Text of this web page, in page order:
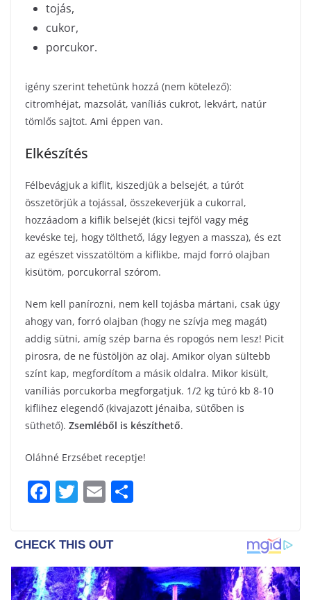
tojás,
cukor,
porcukor.
igény szerint tehetünk hozzá (nem kötelező):
citromhéjat, mazsolát, vaníliás cukrot, lekvárt, natúr
tömlős sajtot. Ami éppen van.
Elkészítés
Félbevágjuk a kiflit, kiszedjük a belsejét, a túrót
összetörjük a tojással, összekeverjük a cukorral,
hozzáadom a kiflik belsejét (kicsi tejföl vagy még
kevéske tej, hogy tölthető, lágy legyen a massza), és ezt
az egészet visszatöltöm a kiflikbe, majd forró olajban
kisütöm, porcukorral szórom.
Nem kell panírozni, nem kell tojásba mártani, csak úgy
ahogy van, forró olajban (hogy ne szívja meg magát)
addig sütni, amíg szép barna és ropogós nem lesz! Picit
pirosra, de ne füstöljön az olaj. Amikor olyan sültebb
színt kap, megfordítom a másik oldalra. Mikor kisült,
vaníliás porcukorba megforgatjuk. 1/2 kg túró kb 8-10
kiflihez elegendő (kivajazott jénaiba, sütőben is
süthető). Zsemléből is készíthető.
Oláhné Erzsébet receptje!
F
c
e
b
T
itt
er
E
ai
l